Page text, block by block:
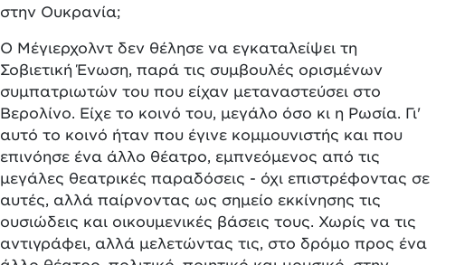
στην Ουκρανία;
Ο Μέγιερχολντ δεν θέλησε να εγκαταλείψει τη
Σοβιετική Ένωση, παρά τις συμβουλές ορισμένων
συμπατριωτών του που είχαν μεταναστεύσει στο
Βερολίνο. Είχε το κοινό του, μεγάλο όσο κι η Ρωσία. Γι'
αυτό το κοινό ήταν που έγινε κομμουνιστής και που
επινόησε ένα άλλο θέατρο, εμπνεόμενος από τις
μεγάλες θεατρικές παραδόσεις - όχι επιστρέφοντας σε
αυτές, αλλά παίρνοντας ως σημείο εκκίνησης τις
ουσιώδεις και οικουμενικές βάσεις τους. Χωρίς να τις
αντιγράφει, αλλά μελετώντας τις, στο δρόμο προς ένα